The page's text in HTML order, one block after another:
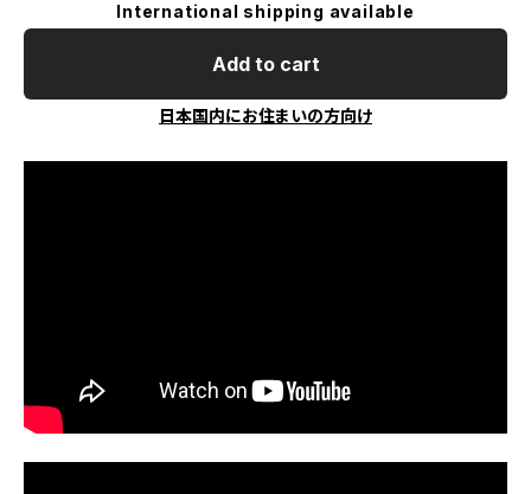
International shipping available
Add to cart
日本国内にお住まいの方向け